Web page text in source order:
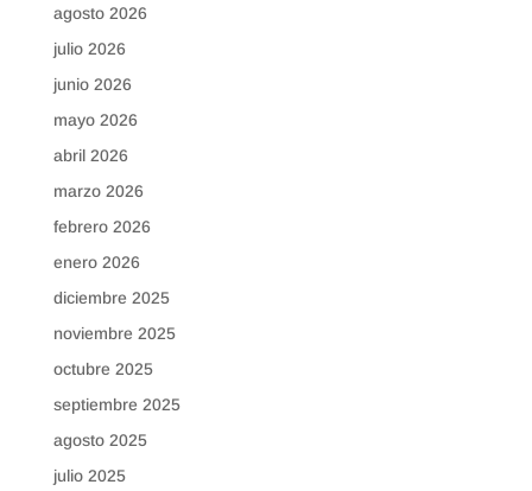
agosto 2026
julio 2026
junio 2026
mayo 2026
abril 2026
marzo 2026
febrero 2026
enero 2026
diciembre 2025
noviembre 2025
octubre 2025
septiembre 2025
agosto 2025
julio 2025